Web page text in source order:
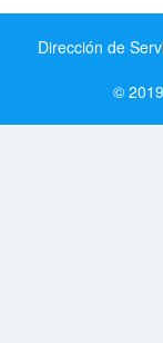
Dirección de
©